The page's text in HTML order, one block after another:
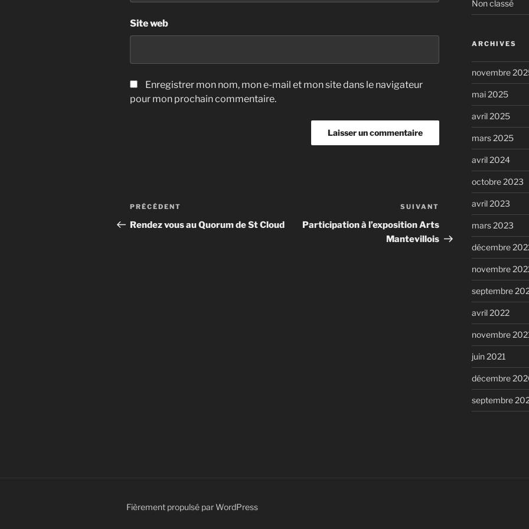
Site web
Enregistrer mon nom, mon e-mail et mon site dans le navigateur
pour mon prochain commentaire.
Navigation
de
Article
précédent
PRÉCÉDENT
Rendez vous au Quorum de St Cloud
suivant
SUIVANT
Participation à l’exposition Arts
Mantevillois
Non classé
ARCHIVES
novembre
mai 2025
avril 2025
mars 2025
avril 2024
octobre 2023
avril 2023
mars 2023
décembre
novembre
septembre
avril 2022
novembre
juin 2021
décembre
septembre
Fièrement propulsé par WordPress